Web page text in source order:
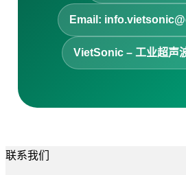
Email:
VietSonic – 工业超声
联系我们